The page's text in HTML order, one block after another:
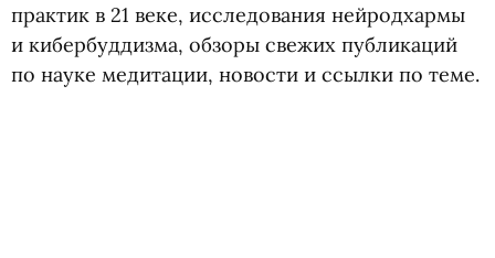
практик в 21 веке, исследования нейродхармы
и кибербуддизма, обзоры свежих публикаций
по науке медитации, новости и ссылки по теме.